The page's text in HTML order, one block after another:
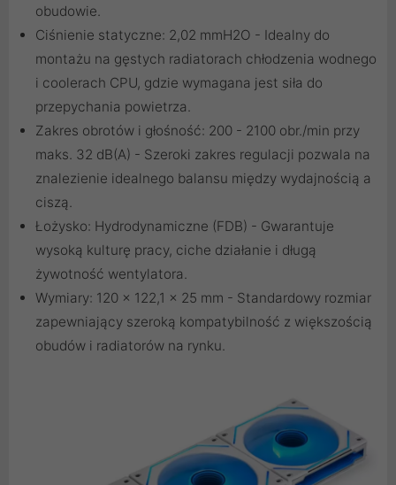
obudowie.
Ciśnienie statyczne: 2,02 mmH2O - Idealny do
montażu na gęstych radiatorach chłodzenia wodnego
i coolerach CPU, gdzie wymagana jest siła do
przepychania powietrza.
Zakres obrotów i głośność: 200 - 2100 obr./min przy
maks. 32 dB(A) - Szeroki zakres regulacji pozwala na
znalezienie idealnego balansu między wydajnością a
ciszą.
Łożysko: Hydrodynamiczne (FDB) - Gwarantuje
wysoką kulturę pracy, ciche działanie i długą
żywotność wentylatora.
Wymiary: 120 x 122,1 x 25 mm - Standardowy rozmiar
zapewniający szeroką kompatybilność z większością
obudów i radiatorów na rynku.